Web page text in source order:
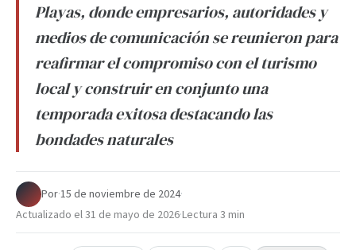
Playas, donde empresarios, autoridades y
medios de comunicación se reunieron para
reafirmar el compromiso con el turismo
local y construir en conjunto una
temporada exitosa destacando las
bondades naturales
Por·15 de noviembre de 2024·
Actualizado el31 de mayo de 2026·Lectura 3 min